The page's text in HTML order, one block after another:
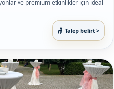
ve premium etkinlikler için ideal
Talep belirt >